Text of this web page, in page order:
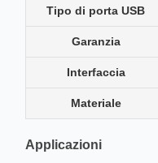
Tipo di porta USB
Garanzia
Interfaccia
Materiale
Applicazioni